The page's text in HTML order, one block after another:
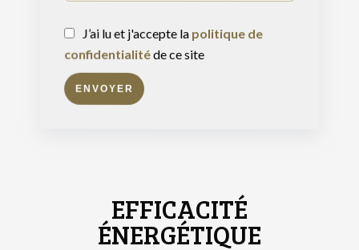
J’ai lu et j'accepte la politique de
confidentialitéde ce site
ENVOYER
EFFICACITÉ
ÉNERGÉTIQUE